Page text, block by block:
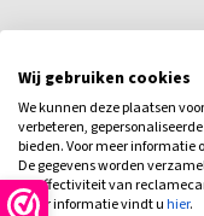
Wij gebruiken cookies
We kunnen deze plaatsen
verbeteren,
bieden. Voor meer informatie
De gegevens worden
de effectiviteit van
meer informatie vindt uhier.